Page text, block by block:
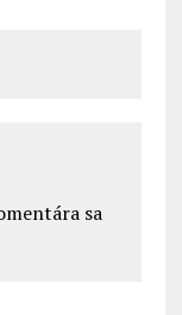
sa